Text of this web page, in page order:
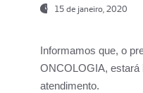
15 de janeiro, 2020
Informamos que, o
ONCOLOGIA, estará
atendimento.